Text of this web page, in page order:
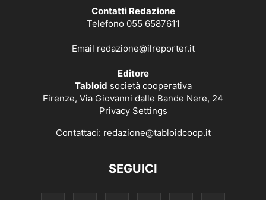
Contatti Redazione
Telefono 055 6587611
Email redazione@ilreporter.it
Editore
Tabloid società cooperativa
Firenze, Via Giovanni dalle Bande Nere, 24
Privacy Settings
Contattaci: redazione@tabloidcoop.it
SEGUICI